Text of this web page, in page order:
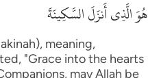
هُوَ الَّذِى أَنزَلَ السَّكِينَةَ
meaning,
"Grace into the hearts
may Allah be